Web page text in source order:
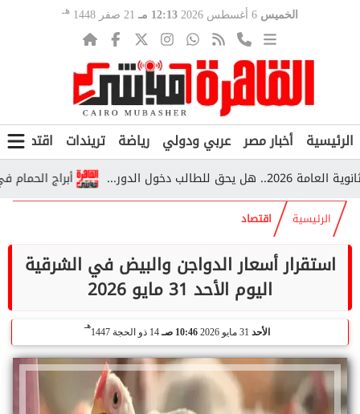
الخميس 12:13 مـ 21 صفر 1448 هـ
الرئيسية أخبار مصر عربي ودولي رياضة تريندات اقتصاد
أبراج الحمام في
الرئيسية اقتصاد
استقرار أسعار الدواجن والبيض في الشرقية
اليوم الأحد 31 مايو 2026
الأحد 10:46 صـ 14 ذو الحجة 1447
هـ